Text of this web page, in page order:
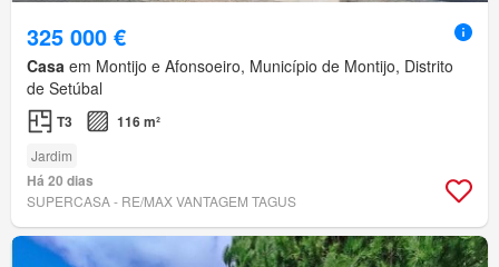
325 000 €
Casa em Montijo e Afonsoeiro, Município de Montijo, Distrito
de Setúbal
T3 116 m²
Jardim
Há 20 dias
SUPERCASA - RE/MAX VANTAGEM TAGUS